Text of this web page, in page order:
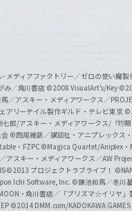
メディアファクトリー／ゼロの使い魔製
／角川書店 ©2008 VisualArt's/Key
／アスキー・メディアワークス／
アリーテイル製作ギルド・テレビ東京
七郎/アスキー・メディアワークス/『灼
©西尾維新／講談社・アニプレックス
・FZPC ©Magica Quartet/Aniplex・
アスキー・メディアワークス／AW
©2013 プロジェクトラブライブ！
Ichi Software, Inc. ©鎌池和馬／冬川
・角川書店／「プリズマ☆イリヤ」
©2014 DMM.com/KADOKAWA